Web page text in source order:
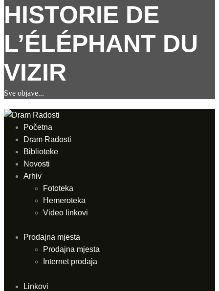
HISTORIE DE
L’ÉLÉPHANT DU
VIZIR
Sve objave...
Početna
Dram Radosti
Biblioteke
Novosti
Arhiv
Fototeka
Hemeroteka
Video linkovi
Prodajna mjesta
Prodajna mjesta
Internet prodaja
Linkovi